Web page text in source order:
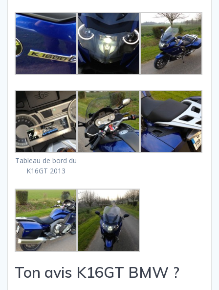
Tableau de bord du
K16GT 2013
Ton avis K16GT BMW ?